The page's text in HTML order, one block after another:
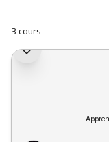
3 cours